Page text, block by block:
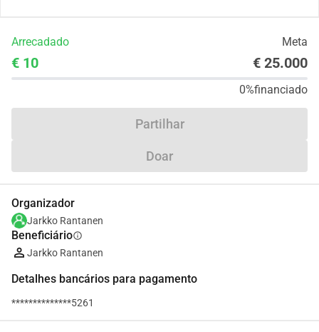
Arrecadado Meta
€ 10 € 25.000
0%financiado
Partilhar
Doar
Organizador
Jarkko Rantanen
Beneficiárioinfo
Jarkko Rantanen
Detalhes bancários para pagamento
**************5261